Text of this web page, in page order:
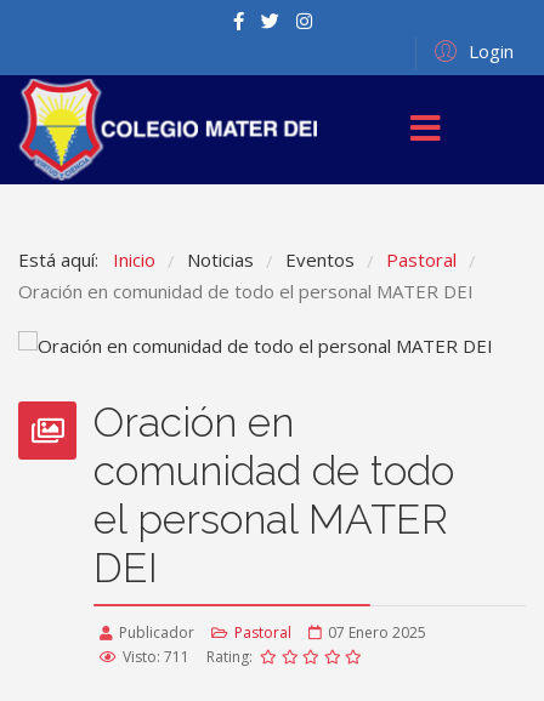
Login
Está aquí: Inicio / Noticias / Eventos / Pastoral /
Oración en comunidad de todo el personal MATER DEI
Oración en
comunidad de todo
el personal MATER
DEI
Publicador Pastoral
07 Enero 2025
Visto: 711
Rating: